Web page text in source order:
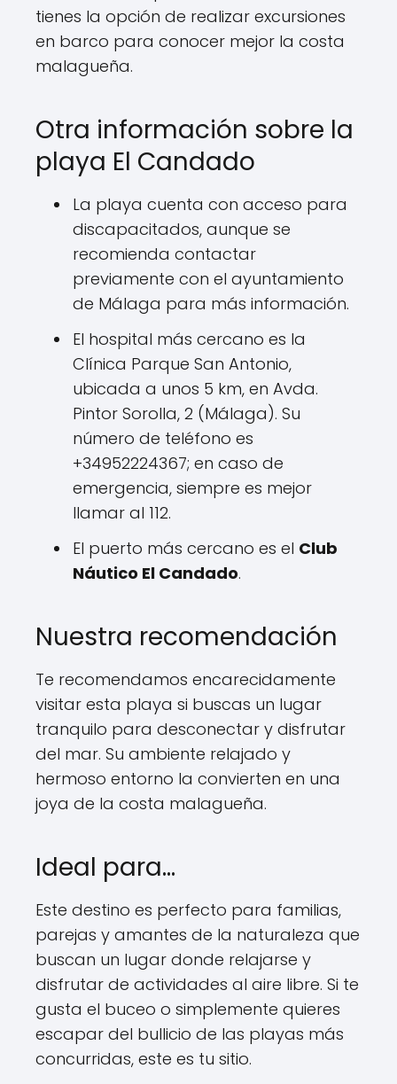
tienes la opción de realizar excursiones
en barco para conocer mejor la costa
malagueña.
Otra información sobre la
playa El Candado
La playa cuenta con acceso para
discapacitados, aunque se
recomienda contactar
previamente con el ayuntamiento
de Málaga para más información.
El hospital más cercano es la
Clínica Parque San Antonio,
ubicada a unos 5 km, en Avda.
Pintor Sorolla, 2 (Málaga). Su
número de teléfono es
+34952224367; en caso de
emergencia, siempre es mejor
llamar al 112.
El puerto más cercano es el Club
Náutico El Candado.
Nuestra recomendación
Te recomendamos encarecidamente
visitar esta playa si buscas un lugar
tranquilo para desconectar y disfrutar
del mar. Su ambiente relajado y
hermoso entorno la convierten en una
joya de la costa malagueña.
Ideal para…
Este destino es perfecto para familias,
parejas y amantes de la naturaleza que
buscan un lugar donde relajarse y
disfrutar de actividades al aire libre. Si te
gusta el buceo o simplemente quieres
escapar del bullicio de las playas más
concurridas, este es tu sitio.